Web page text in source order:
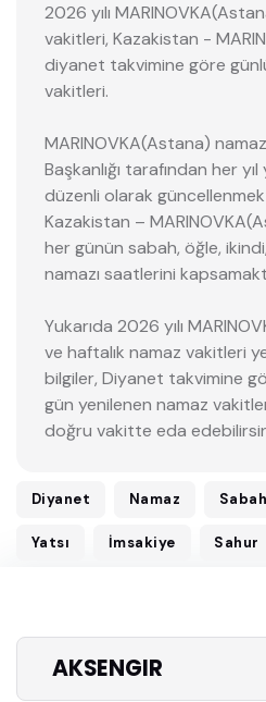
2026 yılı
vakitleri, Kazakistan -
diyanet takvimine göre
vakitleri.
MARINOVKA(Astana)
Başkanlığı tarafından her
düzenli olarak
Kazakistan –
her günün sabah, öğle,
namazı saatlerini
Yukarıda 2026 yılı
ve haftalık namaz vakitleri
bilgiler, Diyanet takvimine
gün yenilenen namaz
doğru vakitte eda
Diyanet Namaz Sabah
Yatsı İmsakiye Sahur
AKSENGIR